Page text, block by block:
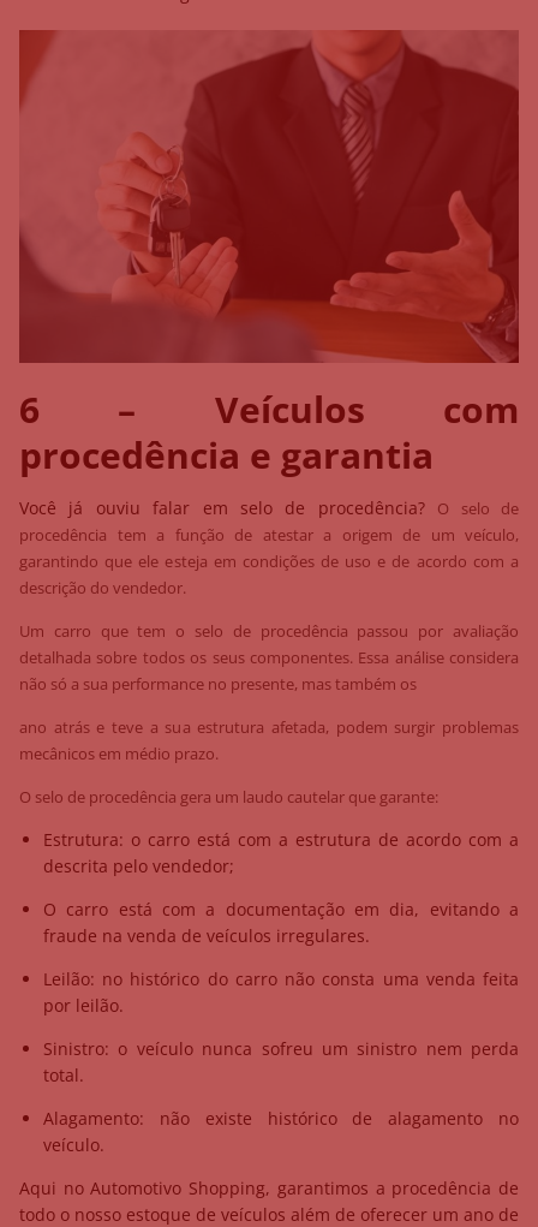
6 – Veículos com
procedência e garantia
Você já ouviu falar em selo de procedência? O selo de
procedência tem a função de atestar a origem de um veículo,
garantindo que ele esteja em condições de uso e de acordo com a
descrição do vendedor.
Um carro que tem o selo de procedência passou por avaliação
detalhada sobre todos os seus componentes. Essa análise considera
não só a sua performance no presente, mas também os
ano atrás e teve a sua estrutura afetada, podem surgir problemas
mecânicos em médio prazo.
O selo de procedência gera um laudo cautelar que garante:
Estrutura: o carro está com a estrutura de acordo com a
descrita pelo vendedor;
O carro está com a documentação em dia, evitando a
fraude na venda de veículos irregulares.
Leilão: no histórico do carro não consta uma venda feita
por leilão.
Sinistro: o veículo nunca sofreu um sinistro nem perda
total.
Alagamento: não existe histórico de alagamento no
veículo.
Aqui no Automotivo Shopping, garantimos a procedência de
todo o nosso estoque de veículos além de oferecer um ano de